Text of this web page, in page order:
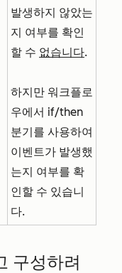
발생하지 않았는
지 여부를 확인
할 수 없습니다.
하지만 워크플로
우에서 if/then
분기를 사용하여
이벤트가 발생했
는지 여부를 확
인할 수 있습니
다.
구성하려